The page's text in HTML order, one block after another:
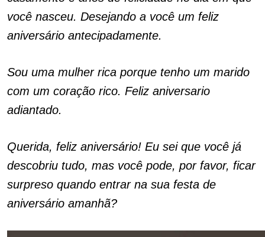
você nasceu. Desejando a você um feliz
aniversário antecipadamente.
Sou uma mulher rica porque tenho um marido
com um coração rico. Feliz aniversario
adiantado.
Querida, feliz aniversário! Eu sei que você já
descobriu tudo, mas você pode, por favor, ficar
surpreso quando entrar na sua festa de
aniversário amanhã?